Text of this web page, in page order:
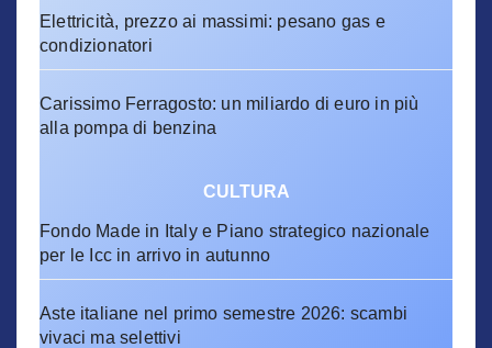
Elettricità, prezzo ai massimi: pesano gas e
condizionatori
Carissimo Ferragosto: un miliardo di euro in più
alla pompa di benzina
CULTURA
Fondo Made in Italy e Piano strategico nazionale
per le Icc in arrivo in autunno
Aste italiane nel primo semestre 2026: scambi
vivaci ma selettivi